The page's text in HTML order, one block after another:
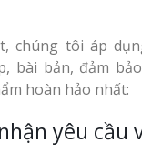
chúng tôi áp
bài bản, đảm
hoàn hảo nhất:
yêu cầu